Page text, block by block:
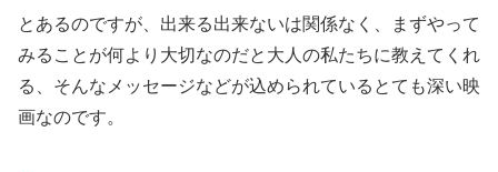
とあるのですが、出来る出来ないは関係なく、まずやって
みることが何より大切なのだと大人の私たちに教えてくれ
る、そんなメッセージなどが込められているとても深い映
画なのです。